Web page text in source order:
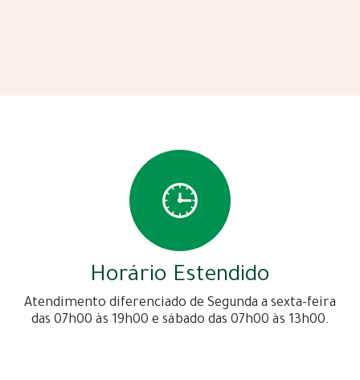
Horário Estendido
Atendimento diferenciado de Segunda a sexta-feira
das 07h00 às 19h00 e sábado das 07h00 às 13h00.